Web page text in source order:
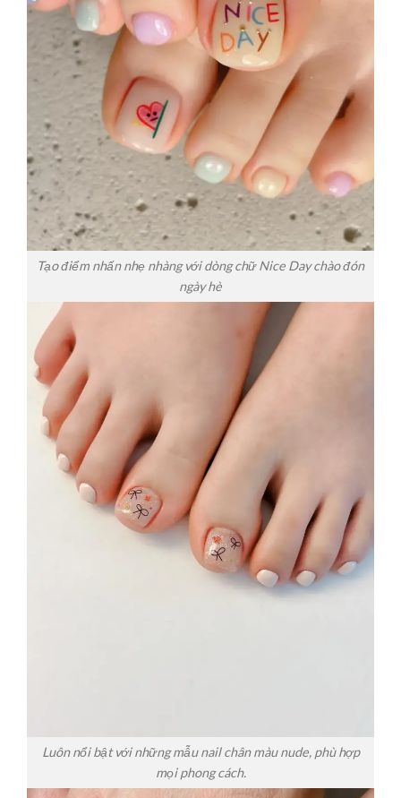
Tạo điểm nhấn nhẹ nhàng với dòng chữ Nice Day chào đón
ngày hè
Luôn nổi bật với những mẫu nail chân màu nude, phù hợp
mọi phong cách.